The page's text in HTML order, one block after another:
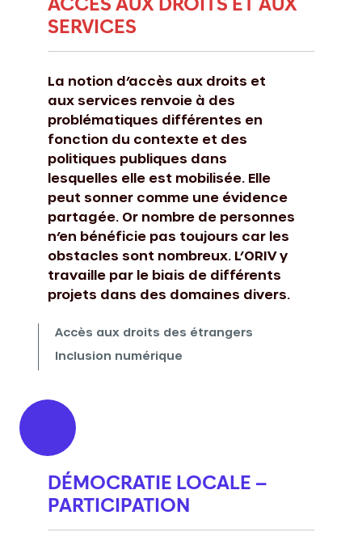
ACCÈS AUX DROITS ET AUX
SERVICES
La notion d’accès aux droits et
aux services renvoie à des
problématiques différentes en
fonction du contexte et des
politiques publiques dans
lesquelles elle est mobilisée. Elle
peut sonner comme une évidence
partagée. Or nombre de personnes
n’en bénéficie pas toujours car les
obstacles sont nombreux. L’ORIV y
travaille par le biais de différents
projets dans des domaines divers.
Accès aux droits des étrangers
Inclusion numérique
DÉMOCRATIE LOCALE –
PARTICIPATION